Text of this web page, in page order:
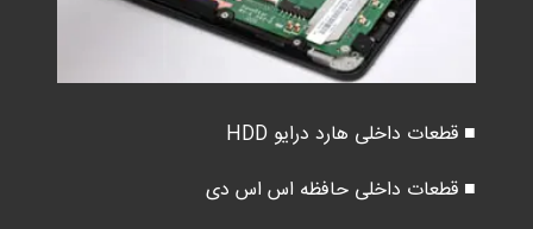
■ قطعات داخلی هارد درایو HDD
■ قطعات داخلی حافظه اس اس دی